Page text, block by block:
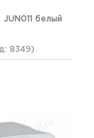
JUN011 белый
8349)